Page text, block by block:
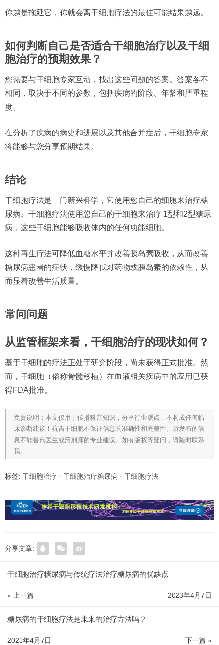
你越是拖延它，你就会离干细胞疗法的最佳可能结果越远。
如何判断自己是否适合干细胞治疗以及干细
胞治疗的预期效果？
您需要与干细胞专家互动，找出这些问题的答案。答案各不
相同，取决​​于不同的参数，包括疾病的阶段、年龄和严重程
度。
在分析了疾病的病史和进展以及其他合并症后，干细胞专家
将能够与您分享预期结果。
结论
干细胞疗法是一门新兴科学，它使用您自己的细胞来治疗糖
尿病。干细胞疗法使用您自己的干细胞来治疗 1型和2型糖尿
病，这些干细胞能够吸收体内的任何功能细胞。
这种再生疗法可降低血糖水平并改善胰岛素吸收，从而改善
糖尿病患者的症状，缓慢降低对药物或胰岛素的依赖性，从
而显着改善生活质量。
常问问题
从监管框架来看，干细胞治疗的现状如何？
基于干细胞的疗法正处于研究阶段，尚未获得正式批准。然
而，干细胞（俗称骨髓移植）在血液相关疾病中的应用已获
得FDA批准。
免责说明：本文仅用于传播科普知识，分享行业观点，不构成任何临
床诊断建议！杭吉干细胞不保证信息的准确性和完整性。所发布的信
息不能替代医生或药剂师的专业建议。如有版权等疑问，请随时联系
我。
标签: 干细胞治疗 · 干细胞治疗糖尿病 · 干细胞疗法
分享文章:
干细胞治疗糖尿病与传统疗法治疗糖尿病的优缺点
« 上一篇 2023年4月7日
糖尿病的干细胞疗法是未来的治疗方法吗？
下一篇 »
2023年4月7日